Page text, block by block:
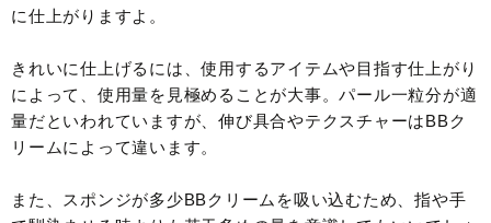
に仕上がりますよ。
きれいに仕上げるには、使用するアイテムや目指す仕上がり
によって、使用量を見極めることが大事。パール一粒分が適
量だといわれていますが、伸び具合やテクスチャーはBBク
リームによって違います。
また、スポンジが多少BBクリームを吸い込むため、指や手